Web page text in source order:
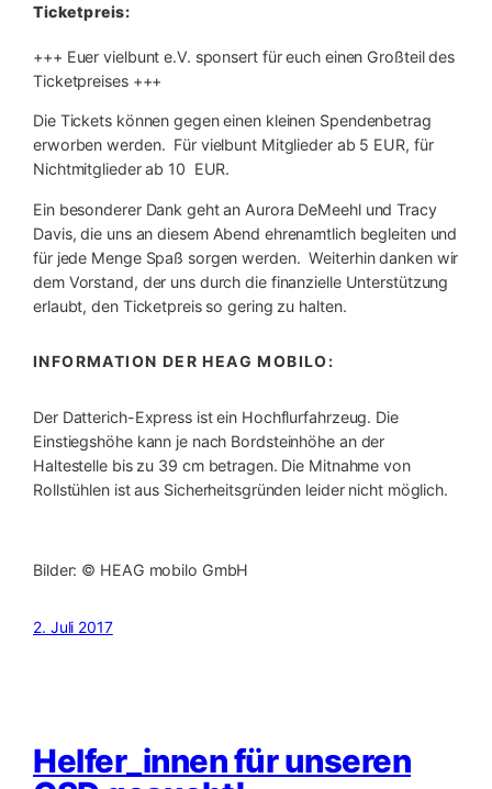
Ticketpreis:
+++ Euer vielbunt e.V. sponsert für euch einen Großteil des
Ticketpreises +++
Die Tickets können gegen einen kleinen Spendenbetrag
erworben werden. Für vielbunt Mitglieder ab 5 EUR, für
Nichtmitglieder ab 10 EUR.
Ein besonderer Dank geht an Aurora DeMeehl undTracy
Davis, die uns an diesem Abend ehrenamtlich begleiten und
für jede Menge Spaß sorgen werden. Weiterhin danken wir
dem Vorstand, der uns durch die finanzielle Unterstützung
erlaubt, den Ticketpreis so gering zu halten.
INFORMATION DER HEAG MOBILO:
Der Datterich-Express ist ein Hochflurfahrzeug. Die
Einstiegshöhe kann je nach Bordsteinhöhe an der
Haltestelle bis zu 39 cm betragen. Die Mitnahme von
Rollstühlen ist aus Sicherheitsgründen leider nicht möglich.
Bilder: © HEAG mobilo GmbH
2. Juli 2017
Helfer_innen für unseren